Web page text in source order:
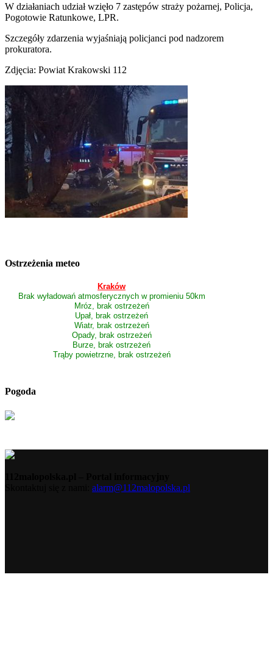
W działaniach udział wzięło 7 zastępów straży pożarnej, Policja,
Pogotowie Ratunkowe, LPR.
Szczegóły zdarzenia wyjaśniają policjanci pod nadzorem
prokuratora.
Zdjęcia: Powiat Krakowski 112
Ostrzeżenia meteo
Kraków
Brak wyładowań atmosferycznych w promieniu 50km
Mróz, brak ostrzeżeń
Upał, brak ostrzeżeń
Wiatr, brak ostrzeżeń
Opady, brak ostrzeżeń
Burze, brak ostrzeżeń
Trąby powietrzne, brak ostrzeżeń
Pogoda
alarm@112malopolska.pl